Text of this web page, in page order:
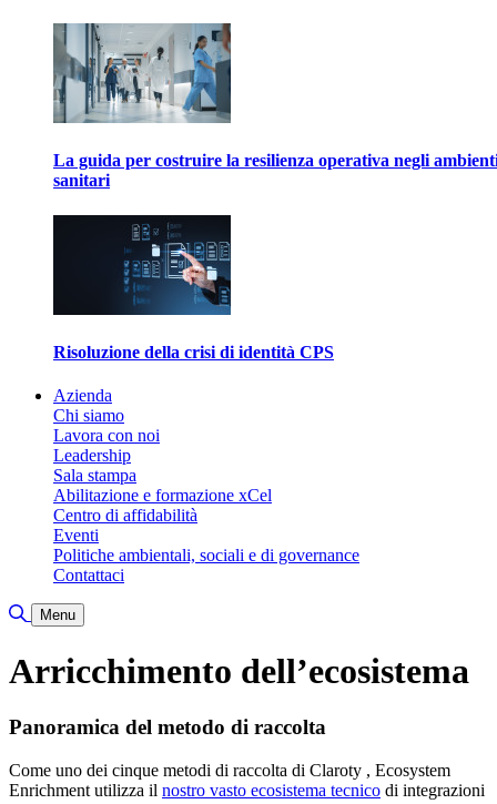
La guida per costruire la resilienza operativa negli
sanitari
Risoluzione della crisi di identità CPS
Azienda
Chi siamo
Lavora con noi
Leadership
Sala stampa
Abilitazione e formazione xCel
Centro di affidabilità
Eventi
Politiche ambientali, sociali e di governance
Contattaci
Attiva/disattiva ricerca
Menu
Arricchimento dell’ecosistema
Panoramica del metodo di raccolta
Come uno dei cinque metodi di raccolta di Claroty , Ecosystem
Enrichment utilizza il nostro vasto ecosistema tecnico di integrazioni